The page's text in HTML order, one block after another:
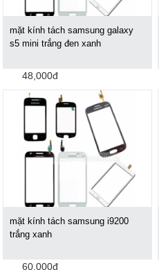
mặt kính tách samsung galaxy
s5 mini trắng đen xanh
48,000đ
mặt kính tách samsung i9200
trắng xanh
60,000đ